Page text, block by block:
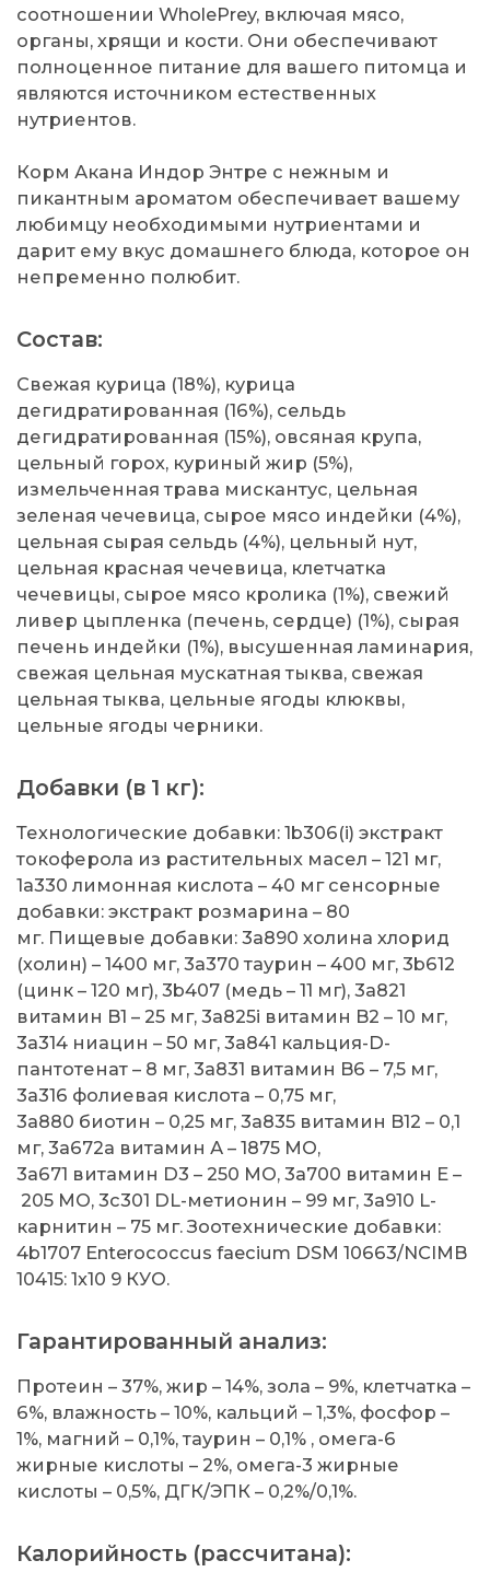
соотношении WholePrey, включая мясо,
органы, хрящи и кости. Они обеспечивают
полноценное питание для вашего питомца и
являются источником естественных
нутриентов.
Корм Акана Индор Энтре с нежным и
пикантным ароматом обеспечивает вашему
любимцу необходимыми нутриентами и
дарит ему вкус домашнего блюда, которое он
непременно полюбит.
Состав:
Свежая курица (18%), курица
дегидратированная (16%), сельдь
дегидратированная (15%), овсяная крупа,
цельный горох, куриный жир (5%),
измельченная трава мискантус, цельная
зеленая чечевица, сырое мясо индейки (4%),
цельная сырая сельдь (4%), цельный нут,
цельная красная чечевица, клетчатка
чечевицы, сырое мясо кролика (1%), свежий
ливер цыпленка (печень, сердце) (1%), сырая
печень индейки (1%), высушенная ламинария,
свежая цельная мускатная тыква, свежая
цельная тыква, цельные ягоды клюквы,
цельные ягоды черники.
Добавки (в 1 кг):
Технологические добавки: 1b306(i) экстракт
токоферола из растительных масел – 121 мг,
1a330 лимонная кислота – 40 мг сенсорные
добавки: экстракт розмарина – 80
мг. Пищевые добавки: 3a890 холина хлорид
(холин) – 1400 мг, 3a370 таурин – 400 мг, 3b612
(цинк – 120 мг), 3b407 (медь – 11 мг), 3a821
витамин B1 – 25 мг, 3a825i витамин B2 – 10 мг,
3a314 ниацин – 50 мг, 3a841 кальция-D-
пантотенат – 8 мг, 3a831 витамин B6 – 7,5 мг,
3a316 фолиевая кислота – 0,75 мг,
3a880 биотин – 0,25 мг, 3a835 витамин B12 – 0,1
мг, 3a672a витамин А – 1875 МО,
3a671 витамин D3 – 250 МО, 3a700 витамин Е –
205 МО, 3c301 DL-метионин – 99 мг, 3a910 L-
карнитин – 75 мг. Зоотехнические добавки:
4b1707 Enterococcus faecium DSM 10663/NCIMB
10415: 1x10 9 КУО.
Гарантированный анализ:
Протеин – 37%, жир – 14%, зола – 9%, клетчатка –
6%, влажность – 10%, кальций – 1,3%, фосфор –
1%, магний – 0,1%, таурин – 0,1% , омега-6
жирные кислоты – 2%, омега-3 жирные
кислоты – 0,5%, ДГК/ЭПК – 0,2%/0,1%.
Калорийность (рассчитана):